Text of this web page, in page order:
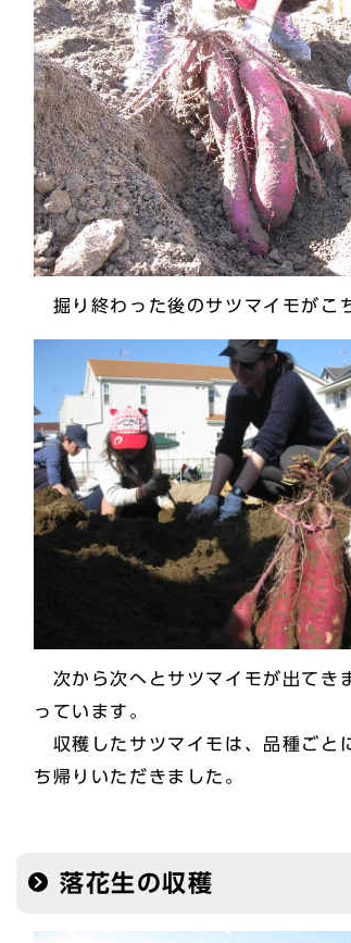
掘り終わった後のサツマイモがこ
次から次へとサツマイモが出てき
っています。
収穫したサツマイモは、品種ごと
ち帰りいただきました。
落花生の収穫